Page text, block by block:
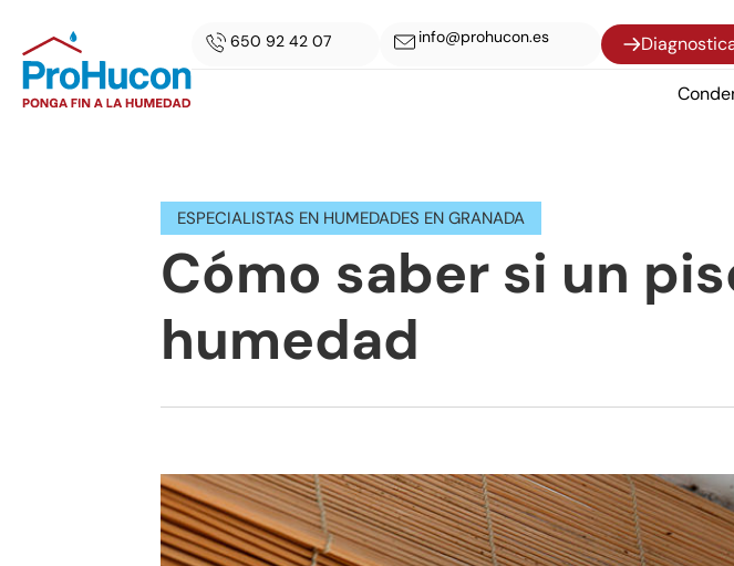
650 92 42 07 info@prohucon.es
ESPECIALISTAS EN HUMEDADES EN GRANADA
Cómo saber si un
humedad